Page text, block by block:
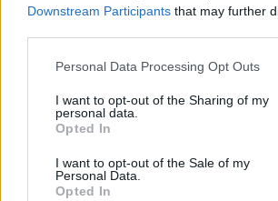
Downstream Participants that may further
Personal Data Processing Opt Outs
I want to opt-out of the Sharing of my
personal data.
Opted In
I want to opt-out of the Sale of my
Personal Data.
Opted In
Ρέθυμνο: Φωτιά σε διαμέρισμα –